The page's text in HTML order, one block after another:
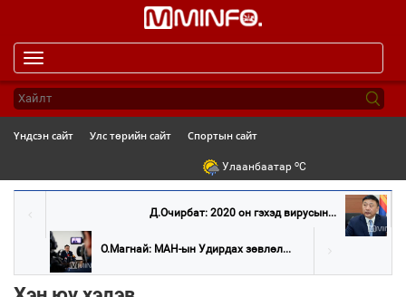
navigation
Үндсэн сайт Улс төрийн сайт Спортын сайт
Улаанбаатар oC
Д.Очирбат: 2020 он гэхэд вирусын...
О.Магнай: МАН-ын Удирдах зөвлөл...